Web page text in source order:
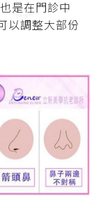
是在門診中
以調整大部份